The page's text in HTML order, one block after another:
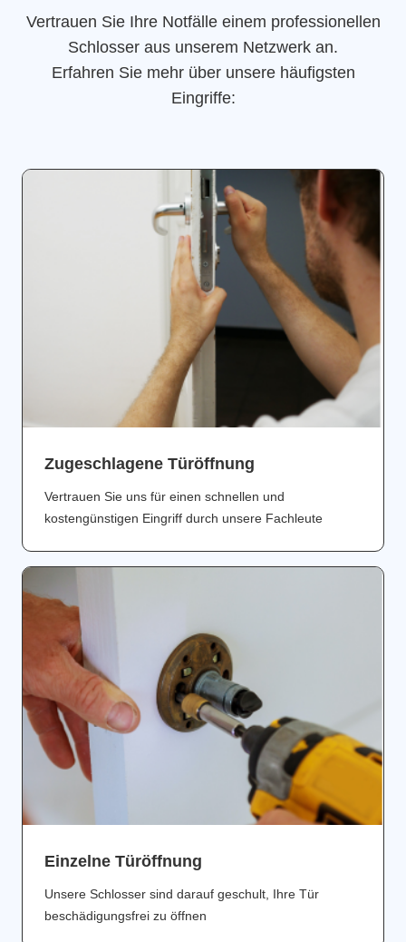
Vertrauen Sie Ihre Notfälle einem professionellen
Schlosser aus unserem Netzwerk an.
Erfahren Sie mehr über unsere häufigsten
Eingriffe:
Zugeschlagene Türöffnung
Vertrauen Sie uns für einen schnellen und
kostengünstigen Eingriff durch unsere Fachleute
Einzelne Türöffnung
Unsere Schlosser sind darauf geschult, Ihre Tür
beschädigungsfrei zu öffnen